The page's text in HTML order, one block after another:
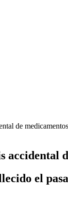
de medicamentos
accidental
el